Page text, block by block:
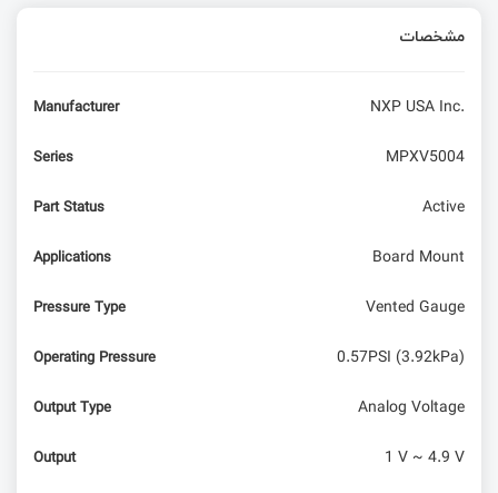
مشخصات
Manufacturer NXP USA Inc.
Series MPXV5004
Part Status Active
Applications Board Mount
Pressure Type Vented Gauge
Operating Pressure 0.57PSI (3.92kPa)
Output Type Analog Voltage
Output 1 V ~ 4.9 V